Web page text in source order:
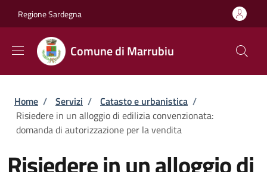
Regione Sardegna
Comune di Marrubiu
Briciole di pane
Home / Servizi / Catasto e urbanistica /
Risiedere in un alloggio di edilizia convenzionata:
domanda di autorizzazione per la vendita